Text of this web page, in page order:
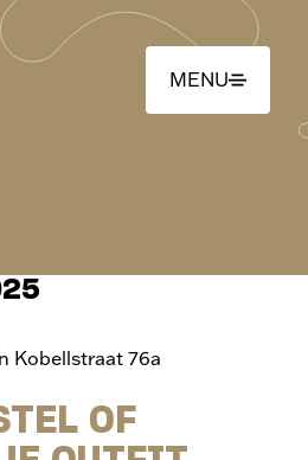
MENU
Kobellstraat 76a
OF